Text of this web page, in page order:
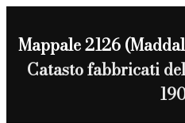
Mappale 2126
Catasto fabbricati